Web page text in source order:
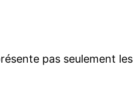
pas seulement les